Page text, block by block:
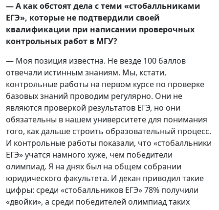
— А как обстоят дела с теми «стобалльниками
ЕГЭ», которые не подтвердили своей
квалификации при написании проверочных
контрольных работ в МГУ?
— Моя позиция известна. Не везде 100 баллов
отвечали истинным знаниям. Мы, кстати,
контрольные работы на первом курсе по проверке
базовых знаний проводим регулярно. Они не
являются проверкой результатов ЕГЭ, но они
обязательны в нашем университете для понимания
того, как дальше строить образовательный процесс.
И контрольные работы показали, что «стобалльники
ЕГЭ» учатся намного хуже, чем победители
олимпиад. Я на днях был на общем собрании
юридического факультета. И декан приводил такие
цифры: среди «стобалльников ЕГЭ» 78% получили
«двойки», а среди победителей олимпиад таких